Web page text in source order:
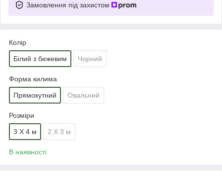
Замовлення під захистом
Колір
Білий з бежевим Чорний
Форма килима
Прямокутний Овальний
Розміри
3 Х 4 м 2 Х 3 м
В наявності